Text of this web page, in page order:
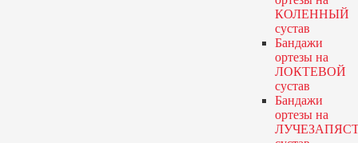
КОЛЕННЫЙ
сустав
Бандажи
ортезы на
ЛОКТЕВОЙ
сустав
Бандажи
ортезы на